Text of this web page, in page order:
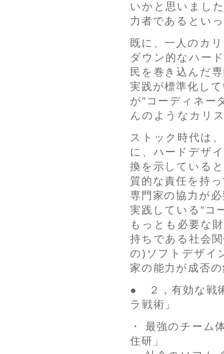
いかと思いまし
力者であるとい
既に、一人のカ
ダウン的なハー
民を巻き込んだ
実践が標準化し
が”コーディネー
んのようなカリ
ストック時代は
に、ハードデザ
換を示している
質的な責任を持
専門家の協力が
実践している”コ
もっとも必要な
持ちである社会
の)ソフトデザイ
家の能力が成否
● ２，有効な戦
ラ戦術」
・ 最強のチー
住研」